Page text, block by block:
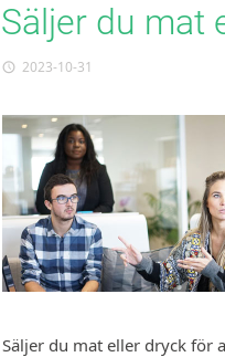
Säljer du mat
2023-10-31
Säljer du mat eller dryck för